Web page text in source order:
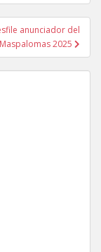
anunciador del
2025